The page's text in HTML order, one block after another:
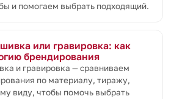
и помогаем выбрать подходящий.
или гравировка: как
брендирования
и гравировка — сравниваем
по материалу, тиражу,
виду, чтобы помочь выбрать